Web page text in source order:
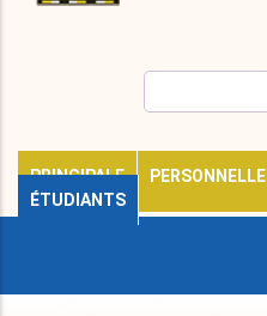
PRINCIPALE
PERSONNELLE
ÉTUDIANTS